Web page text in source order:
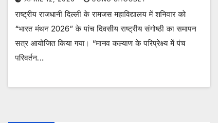
राष्ट्रीय राजधानी दिल्ली के रामजस महाविद्यालय में शनिवार को
“भारत मंथन 2026” के पांच दिवसीय राष्ट्रीय संगोष्ठी का समापन
सत्र आयोजित किया गया। “मानव कल्याण के परिप्रेक्ष्य में पंच
परिवर्तन…